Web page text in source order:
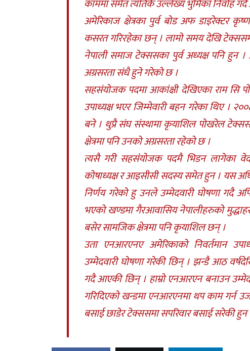
काममा समेत त्यतिकै उल्लेख्य भुमिका निर्वाह
अमेरिकाज क्षेत्रका पुर्व बोड अफ डाइरेक्टर
कसरत गरिरहेका छन् । लामो समय देखि
नेपाली समाज टेक्ससका पुर्व अध्यक्ष पनि हुन ।
अग्रसरता संधै हुने गरेको छ ।
सहसंयोजक पदमा आकांक्षी देखिएका राम सि
उपाध्यक्ष भएर जिम्मेवारी बहन गरेका थिए ।
बने । थुप्रै संघ संस्थामा कृयाशिल पोखरेल
क्षेत्रमा पनि उनको अग्रसरता रहेको छ ।
त्यसै गरी सहसंंयोजक पदमै भिडन लागेका
कोषाध्यक्ष र आइसीसी सदस्य समेत हुन । यस
निर्णय गरेको हु उनले उम्मेदवारी घोषणा गदै
भएको खण्डमा गैरआवासिय नेपालीहरुको
बसेर सामजिक क्षेत्रमा पनि कृयाशिल छन् ।
उता एनआरएनए अमेरिकाको निवर्तमान
उम्मेदवारी घोषणा गरेकी छिन् । झन्डै आठ
गदै आएकी छिन् । हाम्रो एनआरएन बनाउन
गरिदिएको खन्डमा एनआरएनमा थप काम गर्न
बसाई छाडेर टेक्ससमा सपरिवार बसाई सरेकी हुन